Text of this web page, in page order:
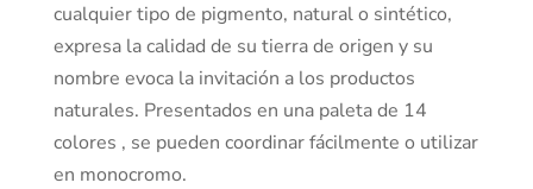
cualquier tipo de pigmento, natural o sintético,
expresa la calidad de su tierra de origen y su
nombre evoca la invitación a los productos
naturales. Presentados en una paleta de 14
colores , se pueden coordinar fácilmente o utilizar
en monocromo.